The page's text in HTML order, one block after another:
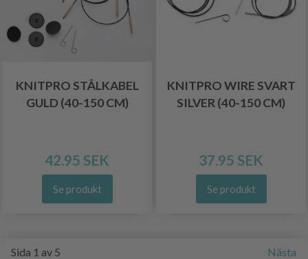
KNITPRO STÅLKABEL
GULD (40-150 CM)
42.95 SEK
Se produkt
KNITPRO WIRE SVART
SILVER (40-150 CM)
37.95 SEK
Se produkt
Sida 1 av 5 Nästa